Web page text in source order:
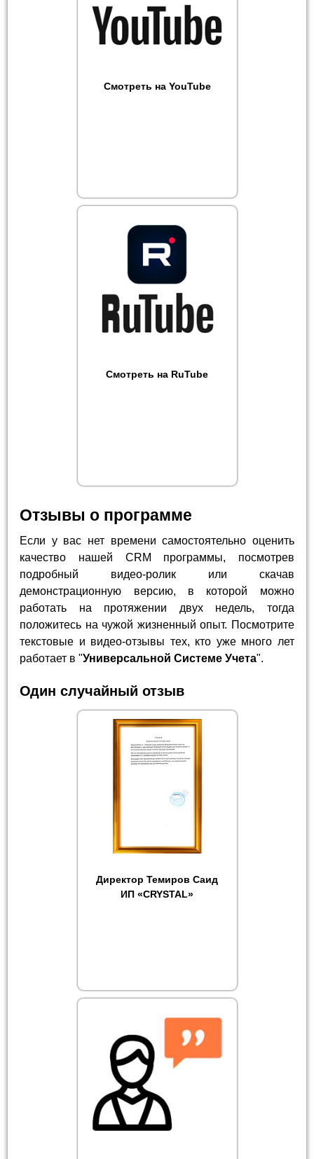
Смотреть на YouTube
Смотреть на RuTube
Отзывы о программе
Если у вас нет времени самостоятельно оценить
качество нашей CRM программы, посмотрев
подробный видео-ролик или скачав
демонстрационную версию, в которой можно
работать на протяжении двух недель, тогда
положитесь на чужой жизненный опыт. Посмотрите
текстовые и видео-отзывы тех, кто уже много лет
работает в "Универсальной Системе Учета".
Один случайный отзыв
Директор Темиров Саид
ИП «CRYSTAL»